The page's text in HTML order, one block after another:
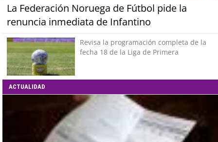
La Federación Noruega de Fútbol pide la
renuncia inmediata de Infantino
Revisa la programación completa de la
fecha 18 de la Liga de Primera
ACTUALIDAD